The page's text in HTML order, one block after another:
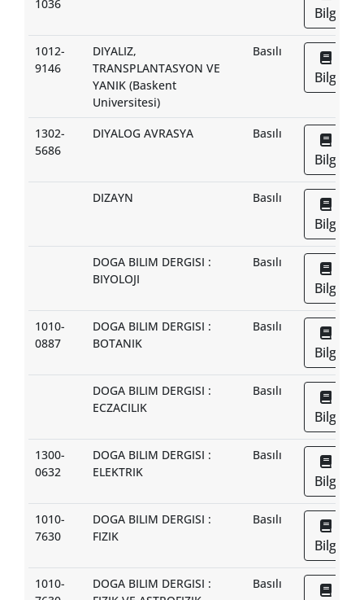
1036
Bilgi
1012-
9146
DIYALIZ,
TRANSPLANTASYON VE
YANIK (Baskent
Universitesi)
Basılı
Bilgi
1302-
5686
DIYALOG AVRASYA Basılı
Bilgi
DIZAYN Basılı
Bilgi
DOGA BILIM DERGISI :
BIYOLOJI
Basılı
Bilgi
1010-
0887
DOGA BILIM DERGISI :
BOTANIK
Basılı
Bilgi
DOGA BILIM DERGISI :
ECZACILIK
Basılı
Bilgi
1300-
0632
DOGA BILIM DERGISI :
ELEKTRIK
Basılı
Bilgi
1010-
7630
DOGA BILIM DERGISI :
FIZIK
Basılı
Bilgi
1010-
DOGA BILIM DERGISI :
Basılı